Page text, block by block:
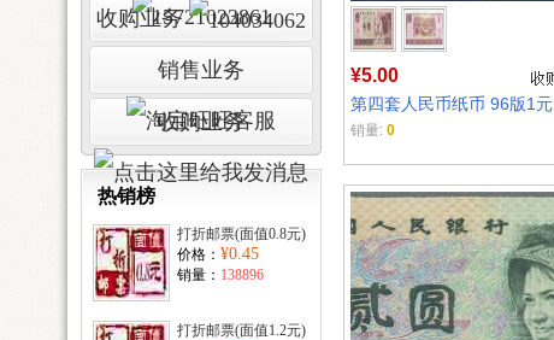
收购业务
销售业务
收购业务
热销榜
打折邮票(面值0.8元)
价格： ¥0.45
销量： 138896
打折邮票(面值1.2元)
¥5.00
第四套人民币纸币 96版1元
销量: 0